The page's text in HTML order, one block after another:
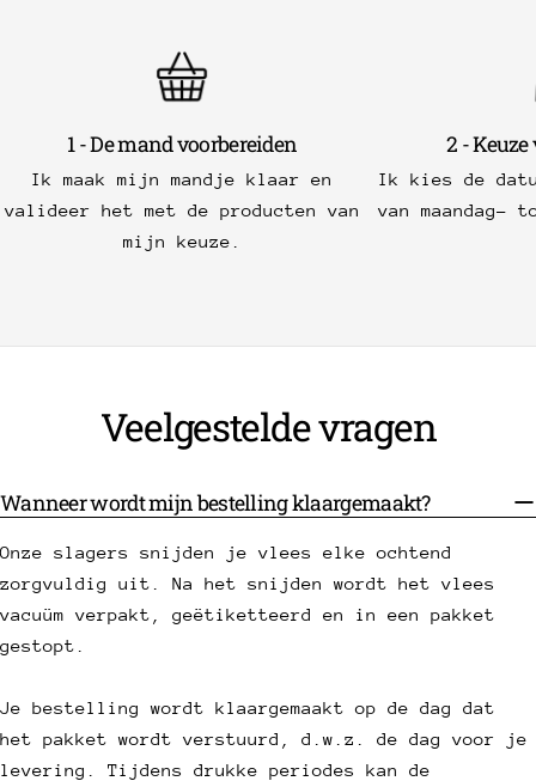
1 - De mand voorbereiden
Ik maak mijn mandje klaar en
valideer het met de producten van
mijn keuze.
2 -
Ik kies de
van maandag-
Veelgestelde vragen
Wanneer wordt mijn bestelling klaargemaakt?
Onze slagers snijden je vlees elke ochtend
zorgvuldig uit. Na het snijden wordt het vlees
vacuüm verpakt, geëtiketteerd en in een pakket
gestopt.
Je bestelling wordt klaargemaakt op de dag dat
het pakket wordt verstuurd, d.w.z. de dag voor je
levering. Tijdens drukke periodes kan de